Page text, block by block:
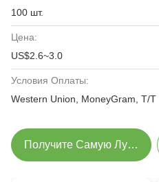
100 шт.
Цена:
US$2.6~3.0
Условия Оплаты:
Western Union, MoneyGram, T/T
Получите Самую Лучшую